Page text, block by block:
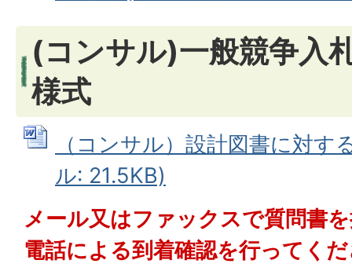
(コンサル)一般競争入
様式
（コンサル）設計図書に対
ル: 21.5KB)
メール又はファックスで質問書
電話による到着確認を行ってく